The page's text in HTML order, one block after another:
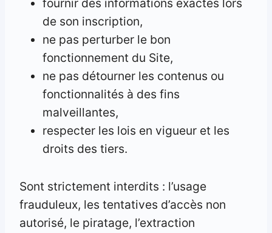
fournir des informations exactes lors
de son inscription,
ne pas perturber le bon
fonctionnement du Site,
ne pas détourner les contenus ou
fonctionnalités à des fins
malveillantes,
respecter les lois en vigueur et les
droits des tiers.
Sont strictement interdits : l’usage
frauduleux, les tentatives d’accès non
autorisé, le piratage, l’extraction